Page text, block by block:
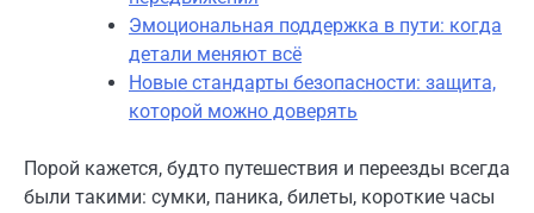
Эмоциональная поддержка в пути: когда
детали меняют всё
Новые стандарты безопасности: защита,
которой можно доверять
Порой кажется, будто путешествия и переезды всегда
были такими: сумки, паника, билеты, короткие часы